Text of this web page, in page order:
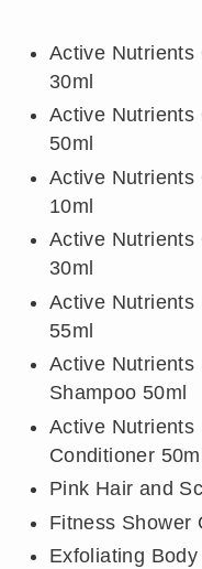
Active Nutrients
30ml
Active Nutrients
50ml
Active Nutrients
10ml
Active Nutrients
30ml
Active Nutrients
55ml
Active Nutrients
Shampoo 50ml
Active Nutrients
Conditioner
Pink Hair and
Fitness Shower
Exfoliating Body